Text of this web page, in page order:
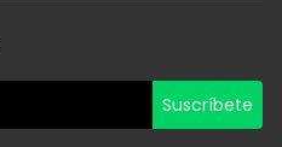
Suscríbete